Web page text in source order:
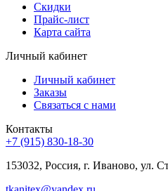
Скидки
Прайс-лист
Карта сайта
Личный кабинет
Личный кабинет
Заказы
Связаться с нами
Контакты
+7 (915) 830-18-30
153032, Россия, г. Иваново, ул.